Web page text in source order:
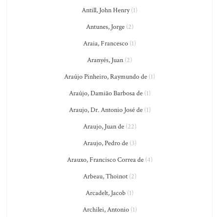
Antill, John Henry(1)
Antunes, Jorge(2)
Araia, Francesco (1)
Aranyés, Juan (2)
Araújo Pinheiro, Raymundo de (1)
Araújo, Damião Barbosa de(1)
Araujo, Dr. Antonio José de(1)
Araujo, Juan de(22)
Araujo, Pedro de(3)
Arauxo, Francisco Correa de(4)
Arbeau, Thoinot(2)
Arcadelt, Jacob (1)
Archilei, Antonio(1)